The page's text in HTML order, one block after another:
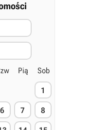
Pią Sob
1
6 7 8